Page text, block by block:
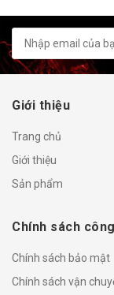
Giới thiệu
Trang chủ
Giới thiệu
Sản phẩm
Chính sách
Chính sách bảo mật
Chính sách vận